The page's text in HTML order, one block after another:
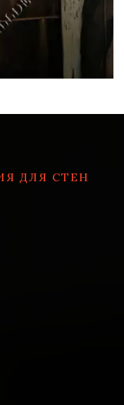
ДЛЯ СТЕН